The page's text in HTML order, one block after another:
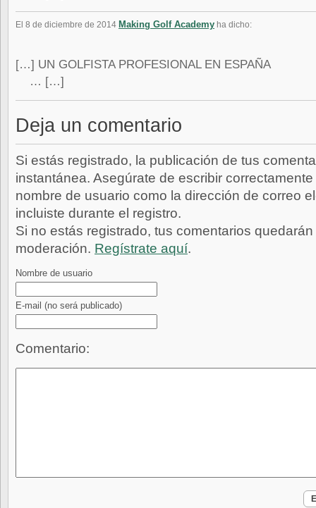
El 8 de diciembre de 2014 Making Golf Academy ha dicho:
[…] UN GOLFISTA PROFESIONAL
… […]
Deja un comentario
Si estás registrado, la publicación de tus
instantánea. Asegúrate de escribir
nombre de usuario como la dirección de correo
incluiste durante el registro.
Si no estás registrado, tus comentarios
moderación. Regístrate aquí.
Nombre de usuario
E-mail (no será publicado)
Comentario: